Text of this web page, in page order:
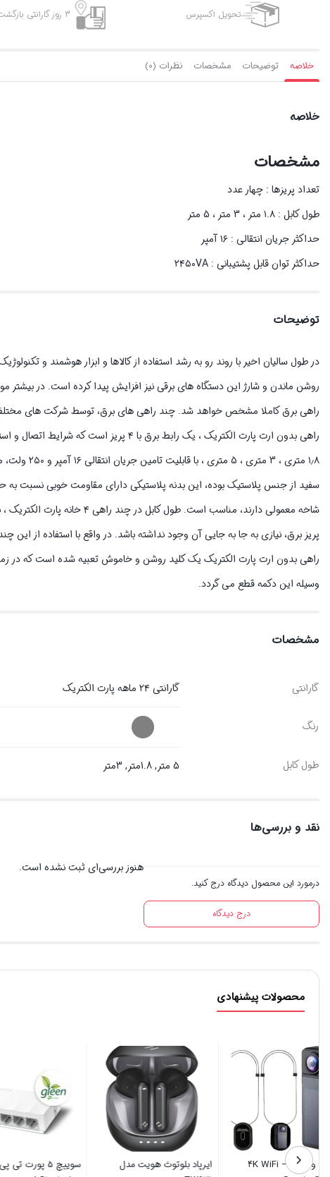
تحویل اکسپرس 3 روز گارانتی بازگشت وجه
خلاصه توضیحات مشخصات نظرات (0)
خلاصه
مشخصات
تعداد پریزها : چهار عدد
طول کابل : ۱.۸ متر ، 3 متر ، 5 متر
حداکثر جریان انتقالی : ۱۶ آمپر
حداکثر توان قابل پشتیبانی : ۲۴۵۰VA
توضیحات
در طول سالیان اخیر با روند رو به رشد استفاده از کالاها و ابزار هوشمند و
روشن ماندن و شارژ این دستگاه های برقی نیز افزایش پیدا کرده است. در بیشتر
راهی برق کاملا مشخص خواهد شد. چند راهی های برق، توسط شرکت های مختلفی
سفید از جنس پلاستیک بوده، این بدنه پلاستیکی دارای مقاومت خوبی نسبت به
پریز برق، نیازی به جا به جایی آن وجود نداشته باشد. در واقع با استفاده از
راهی بدون ارت پارت الکتریک یک کلید روشن و خاموش تعبیه شده است که در زمان
وسیله این دکمه قطع می گردد.
مشخصات
گارانتی گارانتی ۲۴ ماهه پارت الکتریک
رنگ
طول کابل 5 متر, 1.8متر, 3متر
نقد و بررسی‌ها
درمورد این محصول دیدگاه درج کنید.
درج دیدگاه
هنوز بررسی‌ای ثبت نشده است.
محصولات پیشنهادی
دوربین ورزشی 4K WiFi –
ایرپاد بلوتوث هویت مدل